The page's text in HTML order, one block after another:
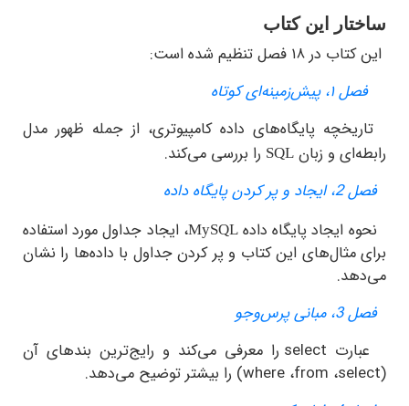
این کتاب
فصل تنظیم شده است:
پایگاه‌های داده کامپیوتری، از جمله ظهور مدل
و زبانSQLرا بررسی می‌کند.
ایجاد پایگاه دادهMySQL، ایجاد جداول مورد استفاده
مثال‌های این کتاب و پر کردن جداول با داده‌ها را نشان
select را معرفی می‌کند و رایج‌ترین بندهای آن
،from،where) را بیشتر توضیح می‌دهد.